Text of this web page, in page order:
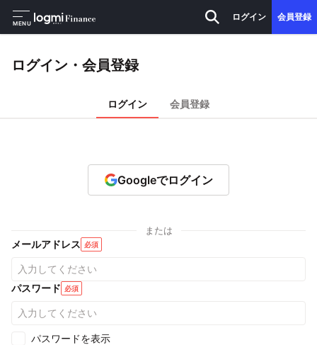
MENU
ログイン 会員登録
ログイン・会員登録
ログイン 会員登録
Googleでログイン
または
メールアドレス 必須
パスワード 必須
パスワードを表示